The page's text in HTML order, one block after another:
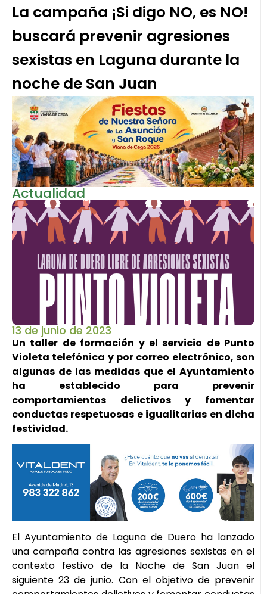
La campaña ¡Si digo NO, es NO!
buscará prevenir agresiones
sexistas en Laguna durante la
noche de San Juan
Actualidad
13 de junio de 2023
Un taller de formación y el servicio de Punto
Violeta telefónica y por correo electrónico, son
algunas de las medidas que el Ayuntamiento
ha establecido para prevenir
comportamientos delictivos y fomentar
conductas respetuosas e igualitarias en dicha
festividad.
El Ayuntamiento de Laguna de Duero ha lanzado
una campaña contra las agresiones sexistas en el
contexto festivo de la Noche de San Juan el
siguiente 23 de junio. Con el objetivo de prevenir